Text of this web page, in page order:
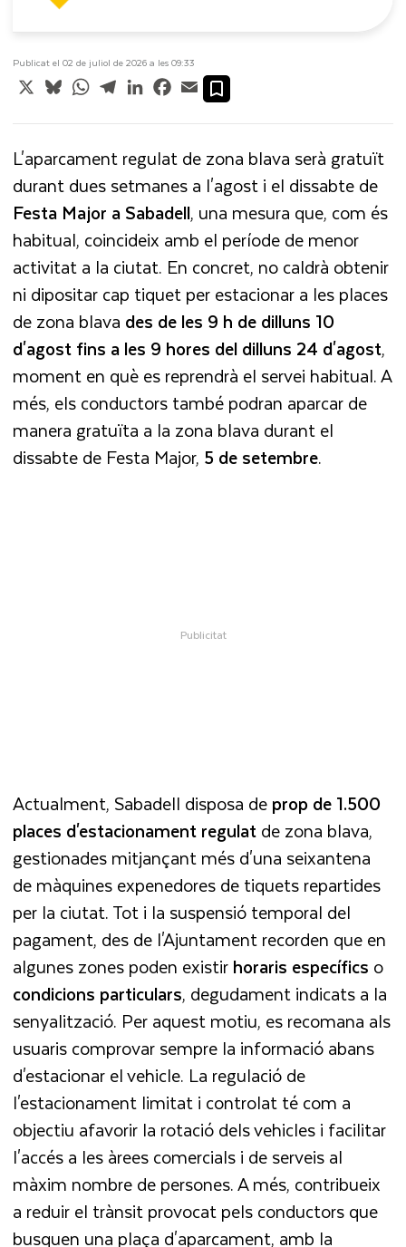
Publicat el 02 de juliol de 2026 a les 09:33
X BlueskyWhatsApp
TelegramLinkedInFacebook
Email
L'aparcament regulat de zona blava serà gratuït
durant dues setmanes a l'agost i el dissabte de
Festa Major a Sabadell, una mesura que, com és
habitual, coincideix amb el període de menor
activitat a la ciutat. En concret, no caldrà obtenir
ni dipositar cap tiquet per estacionar a les places
de zona blava des de les 9 h de dilluns 10
d'agostfins a les 9 hores del dilluns 24 d'agost,
moment en què es reprendrà el servei habitual. A
més, els conductors també podran aparcar de
manera gratuïta a la zona blava durant el
dissabte de Festa Major, 5 de setembre.
Actualment, Sabadell disposa deprop de 1.500
places d'estacionament regulatde zona blava,
gestionades mitjançant més d'una seixantena
de màquines expenedores de tiquets repartides
per la ciutat. Tot i la suspensió temporal del
pagament, des de l'Ajuntament recorden que en
algunes zones poden existirhoraris específics o
condicions particulars, degudament indicats a la
senyalització. Per aquest motiu, es recomana als
usuaris comprovar sempre la informació abans
d'estacionar el vehicle. La regulació de
l'estacionament limitat i controlat té com a
objectiu afavorir la rotació dels vehicles i facilitar
l'accés a les àrees comercials i de serveis al
màxim nombre de persones. A més, contribueix
a reduir el trànsit provocat pels conductors que
busquen una plaça d'aparcament, amb la